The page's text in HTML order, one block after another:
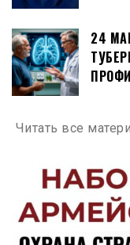
24
Читать все